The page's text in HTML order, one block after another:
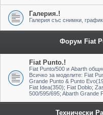
Галерия.!
Галерия със снимки,
Форум Fiat
Fiat Punto.!
Fiat Punto/500 и Abarth
Всичко за моделите: Fiat
Grande Punto & Punto
Fiat Idea(350); Fiat Doblo;
500/595/695; Abarth Grande
Технически